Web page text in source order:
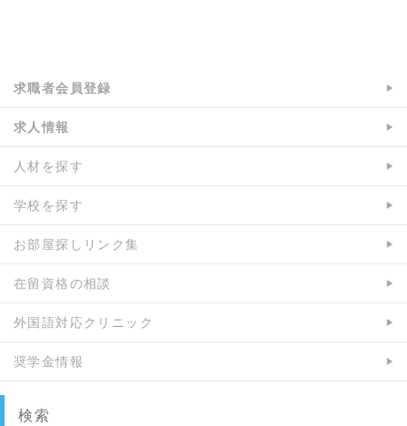
求職者会員登録
求人情報
人材を探す
学校を探す
お部屋探しリンク集
在留資格の相談
外国語対応クリニック
奨学金情報
検索